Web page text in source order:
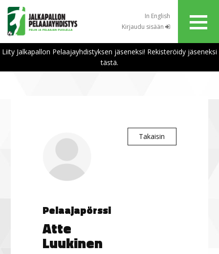
In English
Kirjaudu sisään
Liity Jalkapallon Pelaajayhdistyksen jäseneksi! Rekisteröidy jäseneksi
tästä.
Takaisin
Pelaajapörssi
Atte
Luukinen